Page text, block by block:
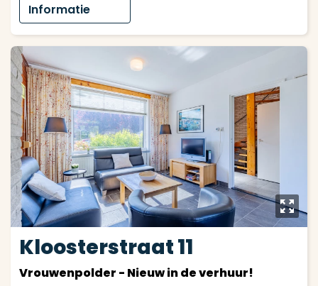
Informatie
y
Kloosterstraat 11
Vrouwenpolder - Nieuw in de verhuur!